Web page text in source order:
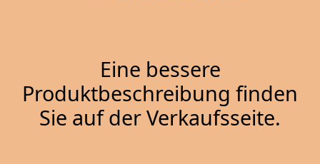
Eine bessere
Produktbeschreibung finden
Sie auf der Verkaufsseite.